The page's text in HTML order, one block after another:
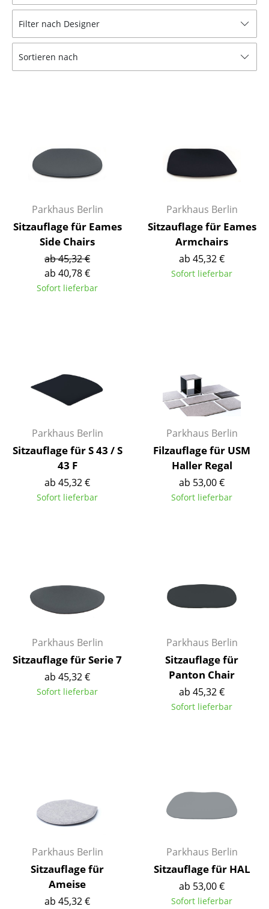
Bänke & Liegen
Sitzsäcke
Bürodrehstühle
Bürosessel
Einzelteile
... alle Sitzmöbel
Tische
Schreibtische
Sekretäre & PC-Tische
Konferenztische
Stehtische & Stehpulte
Kindertische
Gartentische
Aufbewahren
Wandregale
Kleinaufbewahrung
... alle Aufbewahrungsmöbel
Filter nach Designer
Sortieren nach
Parkhaus Berlin
Sitzauflage für Eames
Side Chairs
ab 45,32 €
ab 40,78 €
Sofort lieferbar
Parkhaus Berlin
Sitzauflage für Eames
Armchairs
ab 45,32 €
Sofort lieferbar
Parkhaus Berlin
Sitzauflage für S 43 / S
43 F
ab 45,32 €
Sofort lieferbar
Parkhaus Berlin
Filzauflage für USM
Haller Regal
ab 53,00 €
Sofort lieferbar
Parkhaus Berlin
Sitzauflage für Serie 7
ab 45,32 €
Sofort lieferbar
Parkhaus Berlin
Sitzauflage für
Panton Chair
ab 45,32 €
Sofort lieferbar
Parkhaus Berlin
Sitzauflage für
Ameise
ab 45,32 €
Parkhaus Berlin
Sitzauflage für HAL
ab 53,00 €
Sofort lieferbar